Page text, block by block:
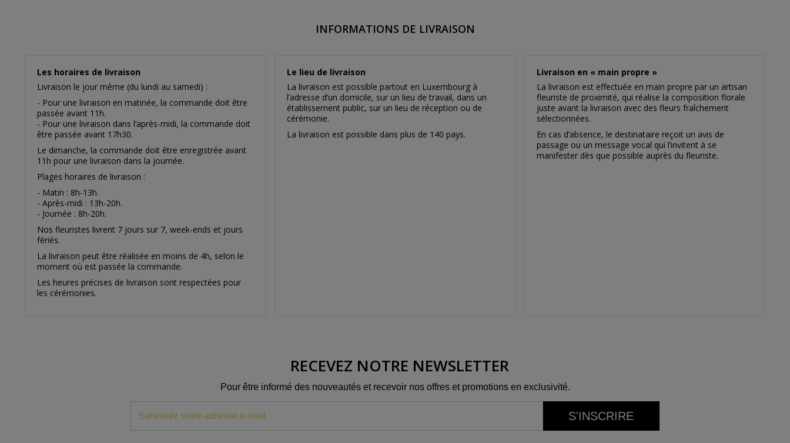
INFORMATIONS DE LIVRAISON
Les horaires de livraison
Livraison le jour même (du lundi au samedi) :
- Pour une livraison en matinée, la commande doit être
passée avant 11h.
- Pour une livraison dans l’après-midi, la commande doit
être passée avant 17h30.
Le dimanche, la commande doit être enregistrée avant
11h pour une livraison dans la journée.
Plages horaires de livraison :
- Matin : 8h-13h.
- Après-midi : 13h-20h.
- Journée : 8h-20h.
Nos fleuristes livrent 7 jours sur 7, week-ends et jours
fériés.
La livraison peut être réalisée en moins de 4h, selon le
moment où est passée la commande.
Les heures précises de livraison sont respectées pour
les cérémonies.
Le lieu de livraison
La livraison est possible partout en Luxembourg à
l’adresse d’un domicile, sur un lieu de travail, dans un
établissement public, sur un lieu de réception ou de
cérémonie.
La livraison est possible dans plus de 140 pays.
Livraison en « main propre »
La livraison est effectuée en main propre par un artisan
fleuriste de proximité, qui réalise la composition florale
juste avant la livraison avec des fleurs fraîchement
sélectionnées.
En cas d’absence, le destinataire reçoit un avis de
passage ou un message vocal qui l’invitent à se
manifester dès que possible auprès du fleuriste.
RECEVEZ NOTRE NEWSLETTER
Pour être informé des nouveautés et recevoir nos offres et promotions en exclusivité.
S'INSCRIRE